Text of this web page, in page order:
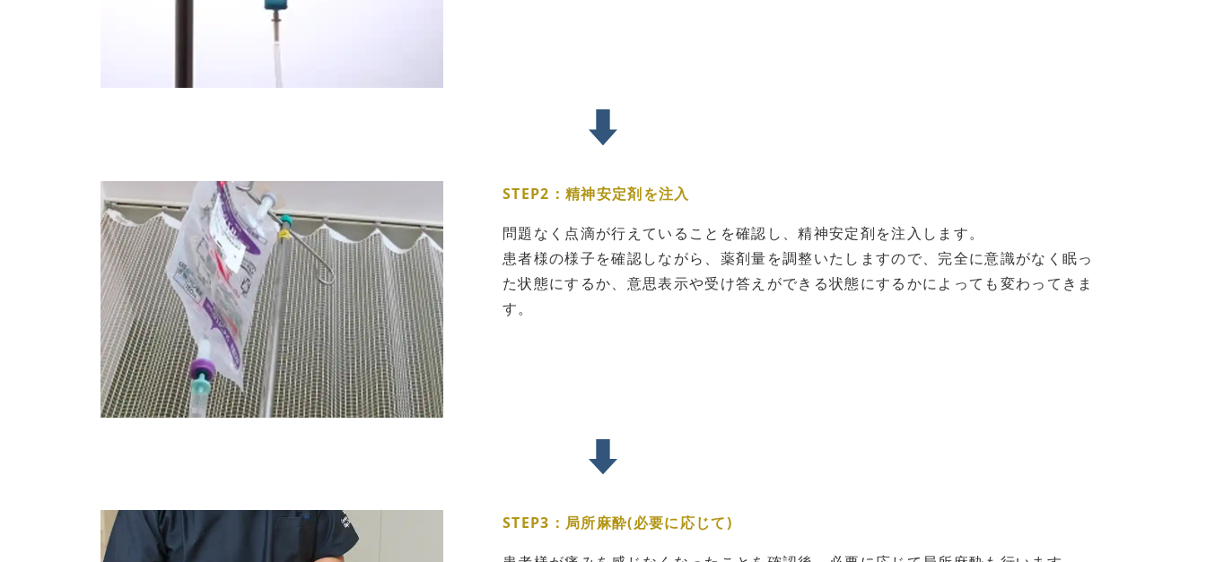
STEP2：精神安定剤を注入
問題なく点滴が行えていることを確認し、精神安定剤を注入します。
患者様の様子を確認しながら、薬剤量を調整いたしますので、完全に意識がなく眠っ
た状態にするか、意思表示や受け答えができる状態にするかによっても変わってきま
す。
STEP3：局所麻酔(必要に応じて)